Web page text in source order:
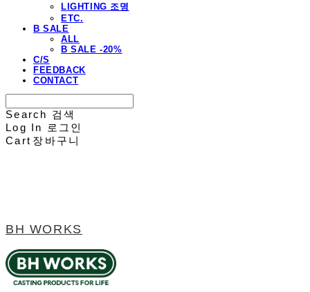
LIGHTING 조명
ETC.
B SALE
ALL
B SALE -20%
C/S
FEEDBACK
CONTACT
Search 검색
Log In
로그인
Cart 장바구니
BH WORKS